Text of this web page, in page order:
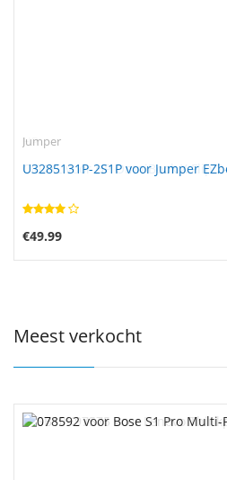
Jumper
U3285131P-2S1P voor Jumper
€49.99
Meest verkocht